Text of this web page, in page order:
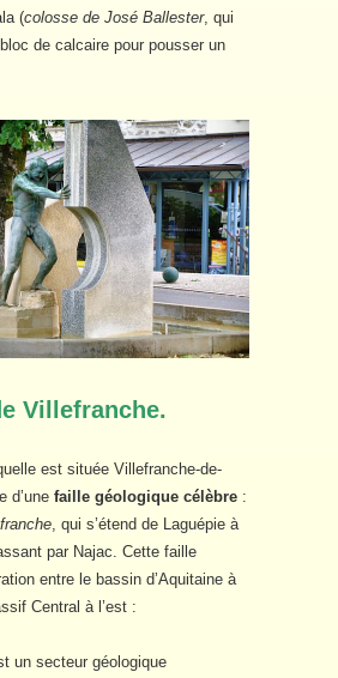
(colosse de José Ballester, qui
de calcaire pour pousser un
Villefranche.
est située Villefranche-de-
d’une faille géologique célèbre :
, qui s’étend de Laguépie à
par Najac. Cette faille
entre le bassin d’Aquitaine à
Central à l’est :
un secteur géologique